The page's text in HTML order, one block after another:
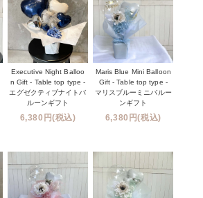
Executive Night Balloo
n Gift - Table top type -
エグゼクティブナイトバ
ルーンギフト
6,380円(税込)
Maris Blue Mini Balloon
Gift - Table top type -
マリスブルーミニバルー
ンギフト
6,380円(税込)